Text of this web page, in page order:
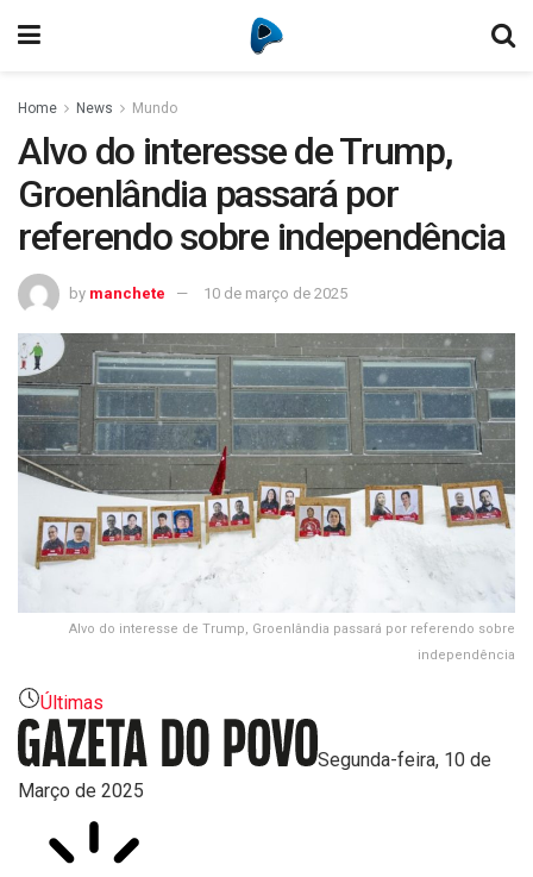
Home News Mundo
Alvo do interesse de Trump,
Groenlândia passará por
referendo sobre independência
by manchete 10 de março de 2025
Alvo do interesse de Trump, Groenlândia passará por referendo sobre
independência
Últimas
Segunda-feira, 10 de
Março de 2025